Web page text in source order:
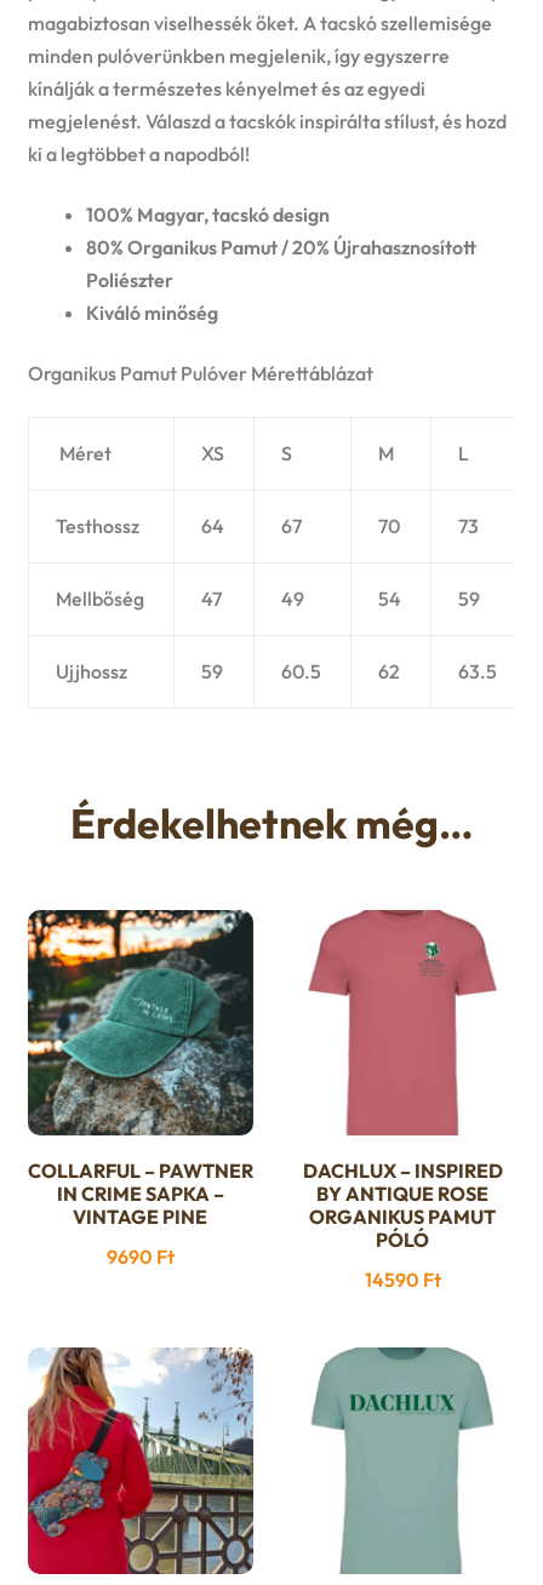
magabiztosan viselhessék őket. A tacskó szellemisége
minden pulóverünkben megjelenik, így egyszerre
kínálják a természetes kényelmet és az egyedi
megjelenést. Válaszd a tacskók inspirálta stílust, és hozd
ki a legtöbbet a napodból!
100% Magyar, tacskó design
80% Organikus Pamut / 20% Újrahasznosított
Poliészter
Kiváló minőség
Organikus Pamut Pulóver Mérettáblázat
Méret XS S M L
Testhossz 64 67 70 73
Mellbőség 47 49 54 59
Ujjhossz 59 60.5 62 63.5
Érdekelhetnek még…
COLLARFUL – PAWTNER
IN CRIME SAPKA –
VINTAGE PINE
9690 Ft
Ennek
a
terméknek
több
változatok
DACHLUX – INSPIRED
BY ANTIQUE ROSE
ORGANIKUS PAMUT
PÓLÓ
14590 Ft